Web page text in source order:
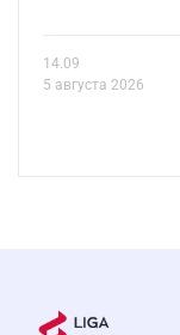
14.09
5 августа 2026